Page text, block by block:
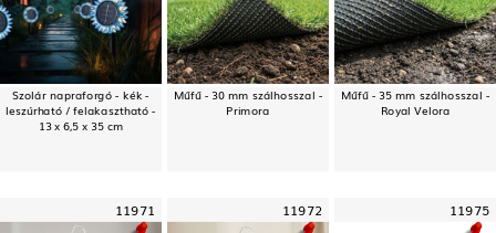
Szolár napraforgó - kék -
leszúrható / felakasztható -
13 x 6,5 x 35 cm
Műfű - 30 mm szálhosszal -
Primora
Műfű - 35 mm szálhosszal -
Royal Velora
11971 11972 11975